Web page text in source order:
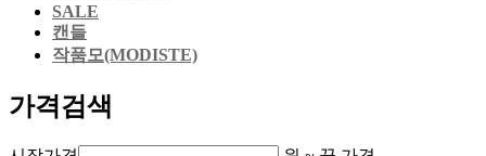
SALE
캔들
작품모(MODISTE)
가격검색